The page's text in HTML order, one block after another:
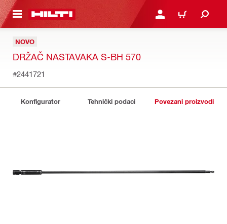
GLAVNI SADRŽAJ PRIJAVI SE ILI SE
KOŠARICA
NOVO
DRŽAČ NASTAVAKA S-BH 570
#2441721
Konfigurator Tehnički podaci Povezani proizvodi